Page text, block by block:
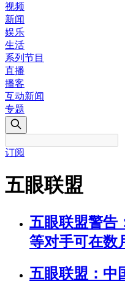
视频
新闻
娱乐
生活
系列节目
直播
播客
互动新闻
专题
订阅
五眼联盟
五眼联盟警告
等对手可在数
五眼联盟：中